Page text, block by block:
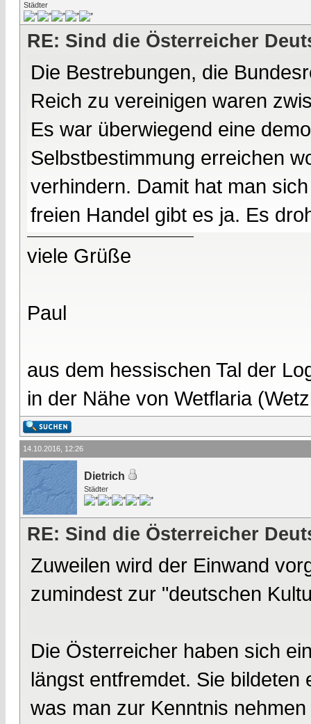
Städter
RE: Sind die Österreicher
Die Bestrebungen, die
Reich zu vereinigen waren
Es war überwiegend eine
Selbstbestimmung erreichen
verhindern. Damit hat man
freien Handel gibt es ja. Es
viele Grüße
Paul
aus dem hessischen Tal der
in der Nähe von Wetflaria
14.10.2016, 12:26
Dietrich
Städter
RE: Sind die Österreicher
Zuweilen wird der Einwand
zumindest zur "deutschen
Die Österreicher haben sich
längst entfremdet. Sie
was man zur Kenntnis